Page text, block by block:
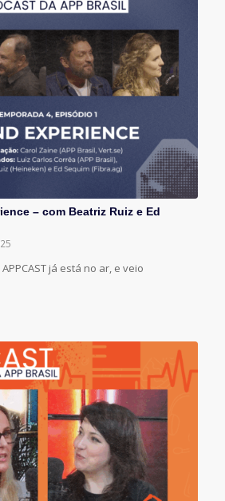
– com Beatriz Ruiz e Ed
já está no ar, e veio